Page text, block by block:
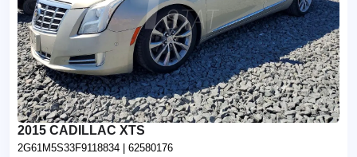
2015 CADILLAC XTS
2G61M5S33F9118834 | 62580176